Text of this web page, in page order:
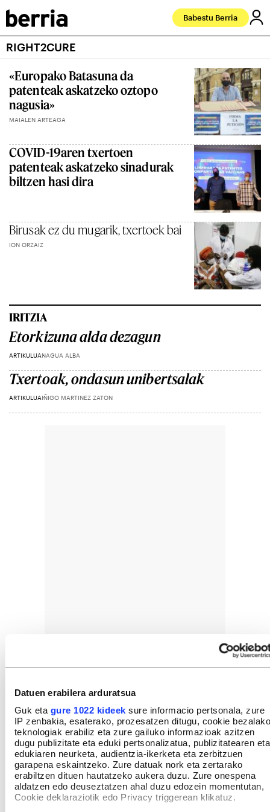
Datuen erabilera arduratsua
Guk eta gure 1022 kideek sure informacio pertsonala, zure
IP zenbakia, esaterako, prozesatzen ditugu, cookie bezalako
teknologiak erabiliz eta zure gailuko informazioak azitzen
dugu publizitate eta eduki pertsonalizatua, publizitatearen eta
edukiaren neurketa, audientzia-ikerketa eta zerbitzuen
garapena eskaintzeko. Zure datuak nork eta zertarako
erabiltzen dituen hautatzeko aukera duzu. Zure onespena
aldatzen edo deuseztatzen ahal duzu edozein momentutan,
Cookie deklaraziotik edo Privacy triggerean klikatuz.
Babestu Berria
RIGHT2CURE
«Europako Batasuna da
patenteak askatzeko oztopo
nagusia»
MAIALEN ARTEAGA
COVID-19aren txertoen
patenteak askatzeko sinadurak
biltzen hasi dira
Birusak ez du mugarik, txertoek bai
ION ORZAIZ
IRITZIA
Etorkizuna alda dezagun
ARTIKULUANAGUA ALBA
Txertoak, ondasun unibertsalak
ARTIKULUAIÑIGO MARTINEZ ZATON